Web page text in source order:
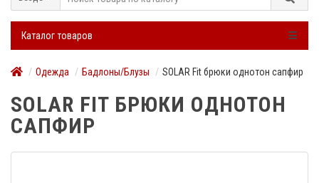
Каталог товаров
Одежда Бадлоны/Блузы SOLAR Fit брюки однотон сапфир
SOLAR FIT БРЮКИ ОДНОТОН
САПФИР